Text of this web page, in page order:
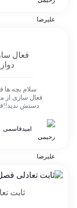
فعال
سلام بچه
فعال سازی از
دستش
امیدقاسمی